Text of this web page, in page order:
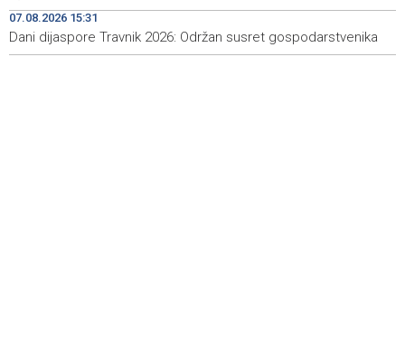
19:00
07.08.2026 15:31
Dani dijaspore Travnik 2026: Održan susret gospodarstvenika